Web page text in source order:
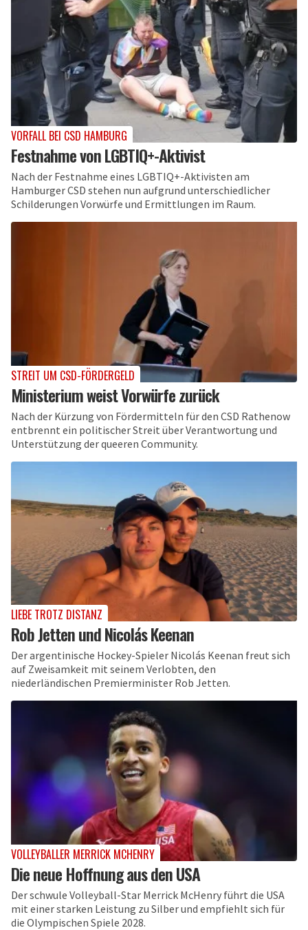
VORFALL BEI CSD HAMBURG
Festnahme von LGBTIQ+-Aktivist
Nach der Festnahme eines LGBTIQ+-Aktivisten am
Hamburger CSD stehen nun aufgrund unterschiedlicher
Schilderungen Vorwürfe und Ermittlungen im Raum.
STREIT UM CSD-FÖRDERGELD
Ministerium weist Vorwürfe zurück
Nach der Kürzung von Fördermitteln für den CSD Rathenow
entbrennt ein politischer Streit über Verantwortung und
Unterstützung der queeren Community.
LIEBE TROTZ DISTANZ
Rob Jetten und Nicolás Keenan
Der argentinische Hockey-Spieler Nicolás Keenan freut sich
auf Zweisamkeit mit seinem Verlobten, den
niederländischen Premierminister Rob Jetten.
VOLLEYBALLER MERRICK MCHENRY
Die neue Hoffnung aus den USA
Der schwule Volleyball-Star Merrick McHenry führt die USA
mit einer starken Leistung zu Silber und empfiehlt sich für
die Olympischen Spiele 2028.